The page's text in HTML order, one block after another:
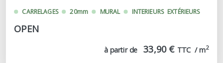
CARRELAGES 20mm MURAL INTERIEURS EXTÉRIEURS
OPEN
à partir de 33,90 € TTC  / m2